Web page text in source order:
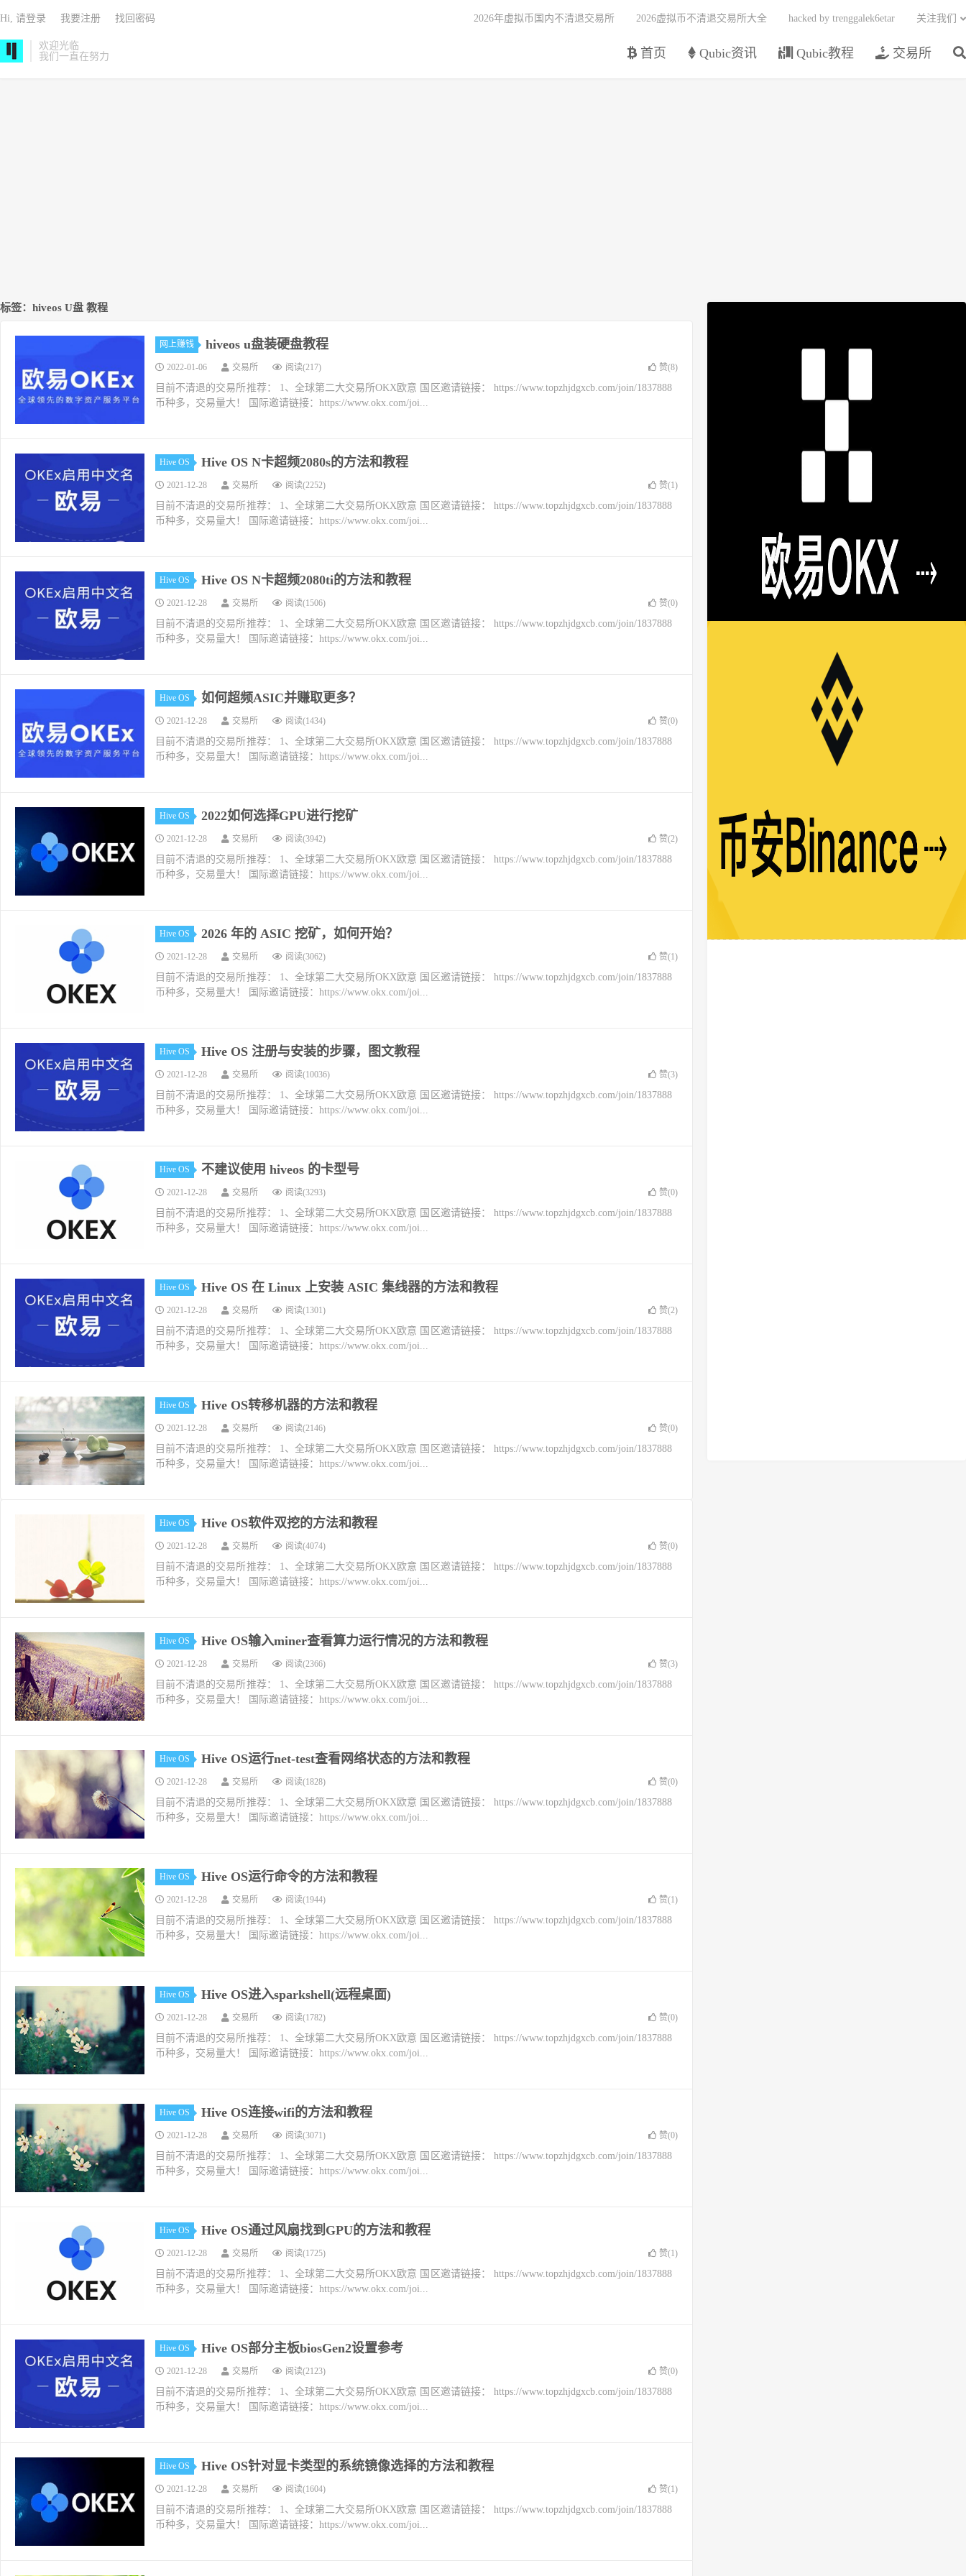
欢迎光临
我们一直在努力
首页 Qubic资讯 Qubic教程 交易所
2026年虚拟币国内不清退交易所 2026虚拟币不清退交易所大全 hacked by trenggalek6etar 关注我们
Hi, 请登录 我要注册 找回密码
标签：hiveos U盘 教程
网上赚钱 hiveos u盘装硬盘教程
2022-01-06 交易所 阅读(217) 赞(8)
目前不清退的交易所推荐： 1、全球第二大交易所OKX欧意 国区邀请链接： https://www.topzhjdgxcb.com/join/1837888
币种多，交易量大！ 国际邀请链接：https://www.okx.com/joi...
Hive OS Hive OS N卡超频2080s的方法和教程
2021-12-28 交易所 阅读(2252) 赞(1)
目前不清退的交易所推荐： 1、全球第二大交易所OKX欧意 国区邀请链接： https://www.topzhjdgxcb.com/join/1837888
币种多，交易量大！ 国际邀请链接：https://www.okx.com/joi...
Hive OS Hive OS N卡超频2080ti的方法和教程
2021-12-28 交易所 阅读(1506) 赞(0)
目前不清退的交易所推荐： 1、全球第二大交易所OKX欧意 国区邀请链接： https://www.topzhjdgxcb.com/join/1837888
币种多，交易量大！ 国际邀请链接：https://www.okx.com/joi...
Hive OS 如何超频ASIC并赚取更多？
2021-12-28 交易所 阅读(1434) 赞(0)
目前不清退的交易所推荐： 1、全球第二大交易所OKX欧意 国区邀请链接： https://www.topzhjdgxcb.com/join/1837888
币种多，交易量大！ 国际邀请链接：https://www.okx.com/joi...
Hive OS 2022如何选择GPU进行挖矿
2021-12-28 交易所 阅读(3942) 赞(2)
目前不清退的交易所推荐： 1、全球第二大交易所OKX欧意 国区邀请链接： https://www.topzhjdgxcb.com/join/1837888
币种多，交易量大！ 国际邀请链接：https://www.okx.com/joi...
Hive OS 2026 年的 ASIC 挖矿，如何开始？
2021-12-28 交易所 阅读(3062) 赞(1)
目前不清退的交易所推荐： 1、全球第二大交易所OKX欧意 国区邀请链接： https://www.topzhjdgxcb.com/join/1837888
币种多，交易量大！ 国际邀请链接：https://www.okx.com/joi...
Hive OS Hive OS 注册与安装的步骤，图文教程
2021-12-28 交易所 阅读(10036) 赞(3)
目前不清退的交易所推荐： 1、全球第二大交易所OKX欧意 国区邀请链接： https://www.topzhjdgxcb.com/join/1837888
币种多，交易量大！ 国际邀请链接：https://www.okx.com/joi...
Hive OS 不建议使用 hiveos 的卡型号
2021-12-28 交易所 阅读(3293) 赞(0)
目前不清退的交易所推荐： 1、全球第二大交易所OKX欧意 国区邀请链接： https://www.topzhjdgxcb.com/join/1837888
币种多，交易量大！ 国际邀请链接：https://www.okx.com/joi...
Hive OS Hive OS 在 Linux 上安装 ASIC 集线器的方法和教程
2021-12-28 交易所 阅读(1301) 赞(2)
目前不清退的交易所推荐： 1、全球第二大交易所OKX欧意 国区邀请链接： https://www.topzhjdgxcb.com/join/1837888
币种多，交易量大！ 国际邀请链接：https://www.okx.com/joi...
Hive OS Hive OS转移机器的方法和教程
2021-12-28 交易所 阅读(2146) 赞(0)
目前不清退的交易所推荐： 1、全球第二大交易所OKX欧意 国区邀请链接： https://www.topzhjdgxcb.com/join/1837888
币种多，交易量大！ 国际邀请链接：https://www.okx.com/joi...
Hive OS Hive OS软件双挖的方法和教程
2021-12-28 交易所 阅读(4074) 赞(0)
目前不清退的交易所推荐： 1、全球第二大交易所OKX欧意 国区邀请链接： https://www.topzhjdgxcb.com/join/1837888
币种多，交易量大！ 国际邀请链接：https://www.okx.com/joi...
Hive OS Hive OS输入miner查看算力运行情况的方法和教程
2021-12-28 交易所 阅读(2366) 赞(3)
目前不清退的交易所推荐： 1、全球第二大交易所OKX欧意 国区邀请链接： https://www.topzhjdgxcb.com/join/1837888
币种多，交易量大！ 国际邀请链接：https://www.okx.com/joi...
Hive OS Hive OS运行net-test查看网络状态的方法和教程
2021-12-28 交易所 阅读(1828) 赞(0)
目前不清退的交易所推荐： 1、全球第二大交易所OKX欧意 国区邀请链接： https://www.topzhjdgxcb.com/join/1837888
币种多，交易量大！ 国际邀请链接：https://www.okx.com/joi...
Hive OS Hive OS运行命令的方法和教程
2021-12-28 交易所 阅读(1944) 赞(1)
目前不清退的交易所推荐： 1、全球第二大交易所OKX欧意 国区邀请链接： https://www.topzhjdgxcb.com/join/1837888
币种多，交易量大！ 国际邀请链接：https://www.okx.com/joi...
Hive OS Hive OS进入sparkshell(远程桌面)
2021-12-28 交易所 阅读(1782) 赞(0)
目前不清退的交易所推荐： 1、全球第二大交易所OKX欧意 国区邀请链接： https://www.topzhjdgxcb.com/join/1837888
币种多，交易量大！ 国际邀请链接：https://www.okx.com/joi...
Hive OS Hive OS连接wifi的方法和教程
2021-12-28 交易所 阅读(3071) 赞(0)
目前不清退的交易所推荐： 1、全球第二大交易所OKX欧意 国区邀请链接： https://www.topzhjdgxcb.com/join/1837888
币种多，交易量大！ 国际邀请链接：https://www.okx.com/joi...
Hive OS Hive OS通过风扇找到GPU的方法和教程
2021-12-28 交易所 阅读(1725) 赞(1)
目前不清退的交易所推荐： 1、全球第二大交易所OKX欧意 国区邀请链接： https://www.topzhjdgxcb.com/join/1837888
币种多，交易量大！ 国际邀请链接：https://www.okx.com/joi...
Hive OS Hive OS部分主板biosGen2设置参考
2021-12-28 交易所 阅读(2123) 赞(0)
目前不清退的交易所推荐： 1、全球第二大交易所OKX欧意 国区邀请链接： https://www.topzhjdgxcb.com/join/1837888
币种多，交易量大！ 国际邀请链接：https://www.okx.com/joi...
Hive OS Hive OS针对显卡类型的系统镜像选择的方法和教程
2021-12-28 交易所 阅读(1604) 赞(1)
目前不清退的交易所推荐： 1、全球第二大交易所OKX欧意 国区邀请链接： https://www.topzhjdgxcb.com/join/1837888
币种多，交易量大！ 国际邀请链接：https://www.okx.com/joi...